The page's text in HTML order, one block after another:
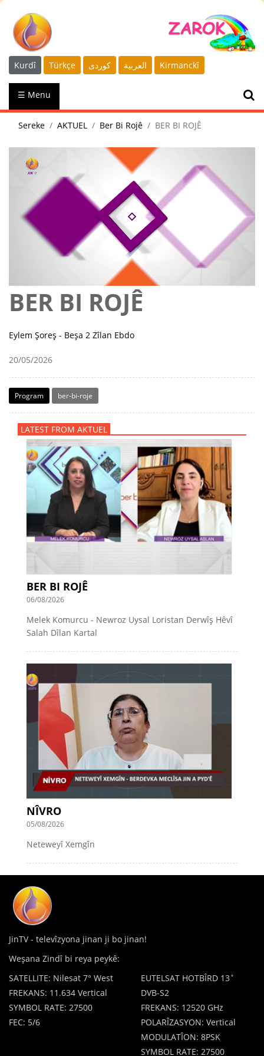
Kurdî Türkçe كوردى العربية Kirmanckî
☰ Menu
Sereke AKTUEL Ber Bi Rojê BER BI ROJÊ
BER BI ROJÊ
Eylem Şoreş - Beşa 2 Zîlan Ebdo
20/05/2026
Program ber-bi-roje
LATEST FROM AKTUEL
BER BI ROJÊ
06/08/2026
Melek Komurcu - Newroz Uysal Loristan Derwîş Hêvî
Salah Dîlan Kartal
NÎVRO
05/08/2026
Neteweyî Xemgîn
JinTV - televîzyona jinan ji bo jinan!
Weşana Zindî bi reya peykê:
SATELLITE: Nilesat 7° West
FREKANS: 11.634 Vertical
SYMBOL RATE: 27500
FEC: 5/6
EUTELSAT HOTBÎRD 13˚
DVB-S2
FREKANS: 12520 GHz
POLARÎZASYON: Vertical
MODULATÎON: 8PSK
SYMBOL RATE: 27500